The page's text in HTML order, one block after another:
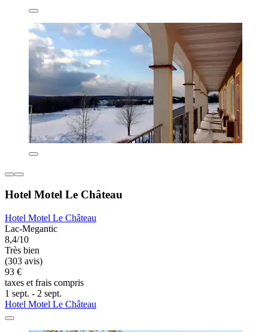
Hotel Motel Le Château
Hotel Motel Le Château
Lac-Megantic
8,4/10
Très bien
(303 avis)
93 €
taxes et frais compris
1 sept. - 2 sept.
Hotel Motel Le Château